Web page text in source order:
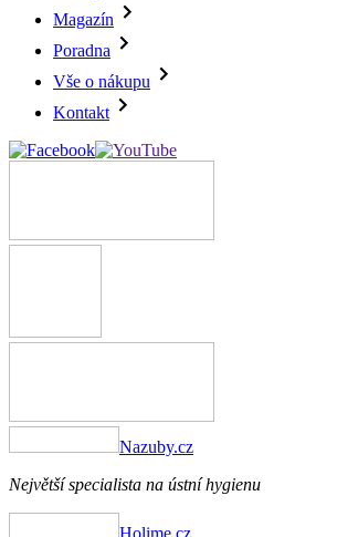
Magazín
Poradna
Vše o nákupu
Kontakt
Nazuby.cz
Největší specialista na ústní hygienu